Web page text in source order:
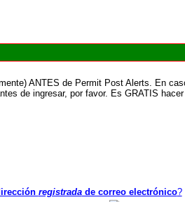
ANTES de Permit Post Alerts. En
de ingresar, por favor. Es GRATIS
registradade correo electrónico?